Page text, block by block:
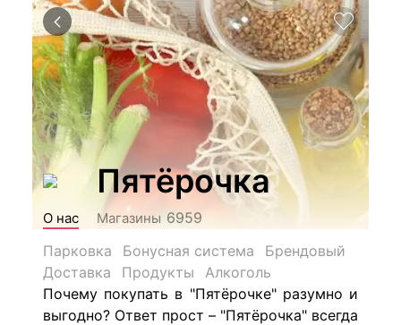
Пятёрочка
О нас Магазины 6959
Парковка
Бонусная система
Брендовый
Доставка
Продукты
Алкоголь
Почему покупать в "Пятёрочке" разумно и
выгодно? Ответ прост – "Пятёрочка" всегда